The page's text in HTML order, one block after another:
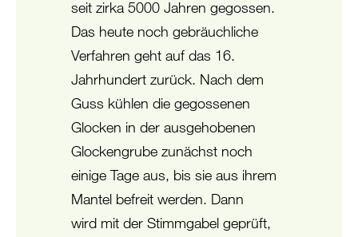
seit zirka 5000 Jahren gegossen.
Das heute noch gebräuchliche
Verfahren geht auf das 16.
Jahrhundert zurück. Nach dem
Guss kühlen die gegossenen
Glocken in der ausgehobenen
Glockengrube zunächst noch
einige Tage aus, bis sie aus ihrem
Mantel befreit werden. Dann
wird mit der Stimmgabel geprüft,